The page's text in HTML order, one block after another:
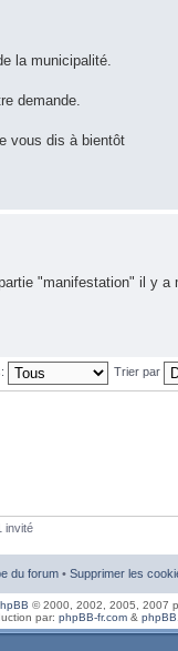
la municipalité.
demande.
vous dis à bientôt
"manifestation" il y a
Trier par
invité
du forum • Supprimer les
© 2000, 2002, 2005, 2007
par: phpBB-fr.com &